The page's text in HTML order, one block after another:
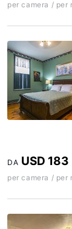
per camera / per
DA USD 183
per camera / per